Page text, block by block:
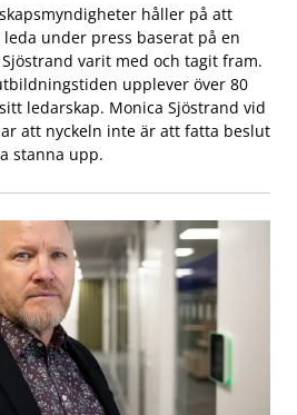
håller på att
under press baserat på en
varit med och tagit fram.
upplever över 80
ledarskap. Monica Sjöstrand vid
att nyckeln inte är att fatta beslut
stanna upp.